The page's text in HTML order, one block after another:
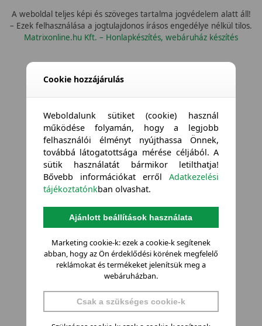
A weboldal teljes képi és szöveges tartalma jogvédelem alatt áll!
– Ezek felhasználása a jogtulajdonos írásos engedélye nélkül tilos.
Matrixonline.hu Kft. – Honlapkészítés, webáruház készítés
Cookie hozzájárulás
Weboldalunk sütiket (cookie) használ
működése folyamán, hogy a legjobb
felhasználói élményt nyújthassa Önnek,
továbbá látogatottsága mérése céljából. A
sütik használatát bármikor letilthatja!
Bővebb információkat errőlAdatkezelési
tájékoztatónkban olvashat.
Ajánlott beállítások használata
Marketing cookie-k: ezek a cookie-k segítenek
abban, hogy az Ön érdeklődési körének megfelelő
reklámokat és termékeket jelenítsük meg a
webáruházban.
Csak a szükséges cookie-k